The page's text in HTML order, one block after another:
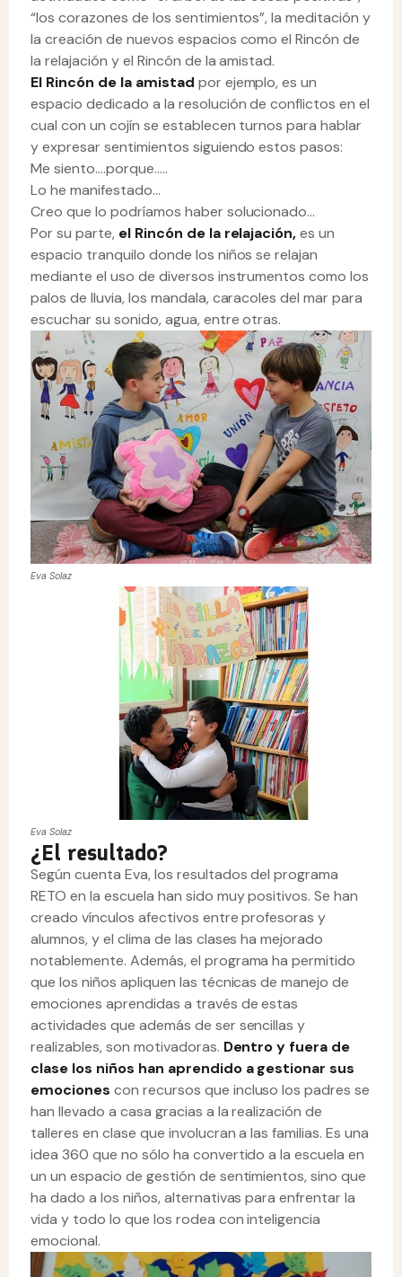
“los corazones de los sentimientos”, la meditación y
la creación de nuevos espacios como el Rincón de
la relajación y el Rincón de la amistad.
El Rincón de la amistad por ejemplo, es un
espacio dedicado a la resolución de conflictos en el
cual con un cojín se establecen turnos para hablar
y expresar sentimientos siguiendo estos pasos:
Me siento….porque…..
Lo he manifestado…
Creo que lo podríamos haber solucionado…
Por su parte, el Rincón de la relajación,es un
espacio tranquilo donde los niños se relajan
mediante el uso de diversos instrumentos como los
palos de lluvia, los mandala, caracoles del mar para
escuchar su sonido, agua, entre otras.
Eva Solaz
Eva Solaz
¿El resultado?
Según cuenta Eva, los resultados del programa
RETO en la escuela han sido muy positivos. Se han
creado vínculos afectivos entre profesoras y
alumnos, y el clima de las clases ha mejorado
notablemente. Además, el programa ha permitido
que los niños apliquen las técnicas de manejo de
emociones aprendidas a través de estas
actividades que además de ser sencillas y
realizables, son motivadoras. Dentro y fuera de
clase los niños han aprendido a gestionar sus
emociones con recursos que incluso los padres se
han llevado a casa gracias a la realización de
talleres en clase que involucran a las familias. Es una
idea 360 que no sólo ha convertido a la escuela en
un un espacio de gestión de sentimientos, sino que
ha dado a los niños, alternativas para enfrentar la
vida y todo lo que los rodea con inteligencia
emocional.